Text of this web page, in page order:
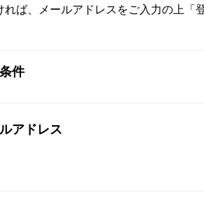
れば、メールアドレスをご入力の上「
件
アドレス